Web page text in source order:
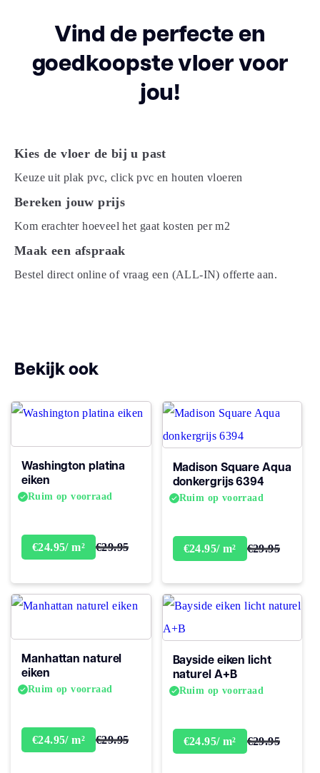
Aantal per pak 8
0.55
V groef 4V
Dessin overall structuur
Gebruiksklasse
Woongebruik
(jaren)
20
Vind de perfecte en
goedkoopste vloer voor
jou!
Kies de vloer de bij u past
Keuze uit plak pvc, click pvc en houten vloeren
Bereken jouw prijs
Kom erachter hoeveel het gaat kosten per m2
Maak een afspraak
Bestel direct online of vraag een (ALL-IN) offerte aan.
Bekijk ook
Washington platina
eiken
Ruim op voorraad
€24.95/ m² €29.95
Madison Square Aqua
donkergrijs 6394
Ruim op voorraad
€24.95/ m² €29.95
Manhattan naturel
eiken
Ruim op voorraad
€24.95/ m² €29.95
Bayside eiken licht
naturel A+B
Ruim op voorraad
€24.95/ m² €29.95